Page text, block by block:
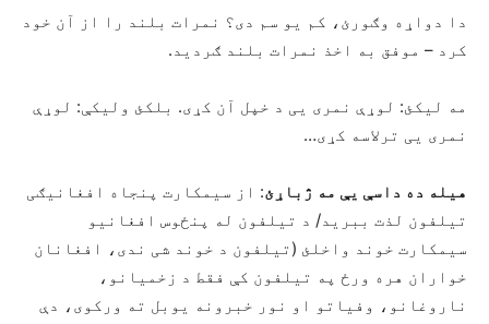
دا دواړه وګورئ، کم یو سم دی؟ نمرات بلند را از آن خود
کرد – موفق به اخذ نمرات بلند ګردید.
مه لیکئ: لوړې نمری یی د خپل آن کړی. بلکئ ولیکې: لوړې
نمری یی ترلاسه کړی…
هیله ده داسې یې مه ژباړئ: از سیمکارت پنجاه افغانیګی
تیلفون لذت ببرید/ د تیلفون له پنځوس افغانیو
سیمکارت خوند واخلئ (تیلفون د خوند شی ندی، افغانان
خواران هره ورځ په تیلفون کې فقط د زخمیانو،
ناروغانو، وفیاتو او نور خبرونه یوبل ته ورکوی، دې